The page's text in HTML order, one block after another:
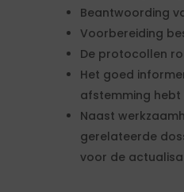
Beantwoording
Voorbereiding
De protocollen
Het goed
afstemming hebt
Naast
gerelateerde
voor de